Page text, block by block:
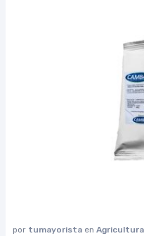
por tumayorista en